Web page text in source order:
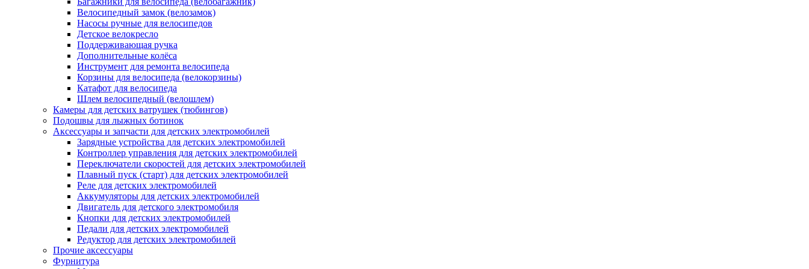
Велосипедный замок (велозамок)
Насосы ручные для велосипедов
Детское велокресло
Поддерживающая ручка
Дополнительные колёса
Инструмент для ремонта велосипеда
Корзины для велосипеда (велокорзины)
Катафот для велосипеда
Шлем велосипедный (велошлем)
Камеры для детских ватрушек (тюбингов)
Подошвы для лыжных ботинок
Аксессуары и запчасти для детских электромобилей
Зарядные устройства для детских электромобилей
Контроллер управления для детских электромобилей
Переключатели скоростей для детских электромобилей
Плавный пуск (старт) для детских электромобилей
Реле для детских электромобилей
Аккумуляторы для детских электромобилей
Двигатель для детского электромобиля
Кнопки для детских электромобилей
Педали для детских электромобилей
Редуктор для детских электромобилей
Прочие аксессуары
Фурнитура